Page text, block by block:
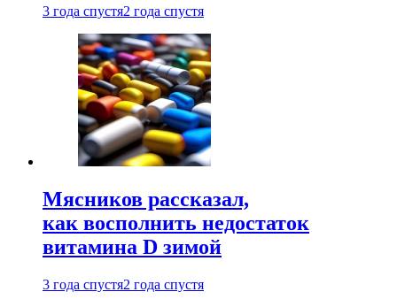
3 года спустя2 года спустя
Мясников рассказал,
как восполнить недостаток
витамина D зимой
3 года спустя2 года спустя